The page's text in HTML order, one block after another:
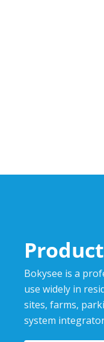
Bokysee is a
use widely in
sites, farms,
system